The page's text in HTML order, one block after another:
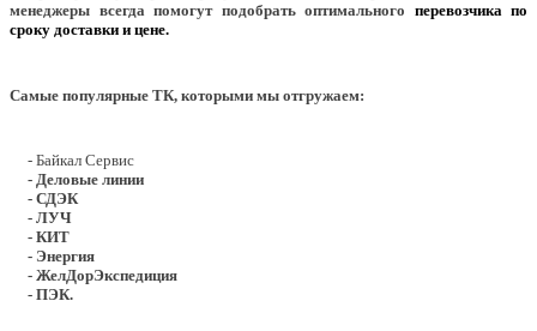
менеджеры всегда помогут подобрать оптимального перевозчика по
сроку доставки и цене.
Самые популярные ТК, которыми мы отгружаем:
- Байкал Сервис
- Деловые линии
- СДЭК
- ЛУЧ
- КИТ
- Энергия
- ЖелДорЭкспедиция
- ПЭК.